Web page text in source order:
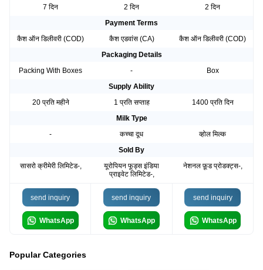
7 दिन
2 दिन
2 दिन
Payment Terms
कैश ऑन डिलीवरी (COD)
कैश एडवांस (CA)
कैश ऑन डिलीवरी (COD)
Packaging Details
Packing With Boxes
-
Box
Supply Ability
20 प्रति महीने
1 प्रति सप्ताह
1400 प्रति दिन
Milk Type
-
कच्चा दूध
व्होल मिल्क
Sold By
सासरो क्रीमेरी लिमिटेड-,
यूरोपियन फूड्स इंडिया
प्राइवेट लिमिटेड-,
नेशनल फ़ूड प्रोडक्ट्स-,
send inquiry
WhatsApp
send inquiry
WhatsApp
send inquiry
WhatsApp
Popular Categories